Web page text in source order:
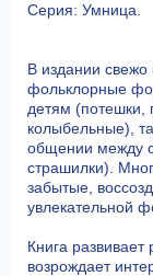
Серия: Умница.
В издании
фольклорные
детям (потешки,
колыбельные),
общении между
страшилки).
забытые,
увлекательной
Книга развивает
возрождает